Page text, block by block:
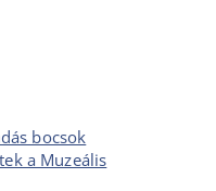
bocsok
a Muzeális